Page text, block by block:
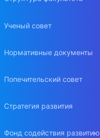
Ученый совет
Нормативные документы
Попечительский совет
Стратегия развития
Фонд содействия развитию